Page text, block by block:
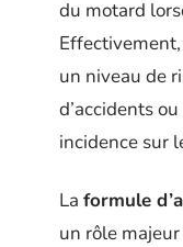
du motard
un niveau de
d’accidents
incidence sur
La formule
un rôle